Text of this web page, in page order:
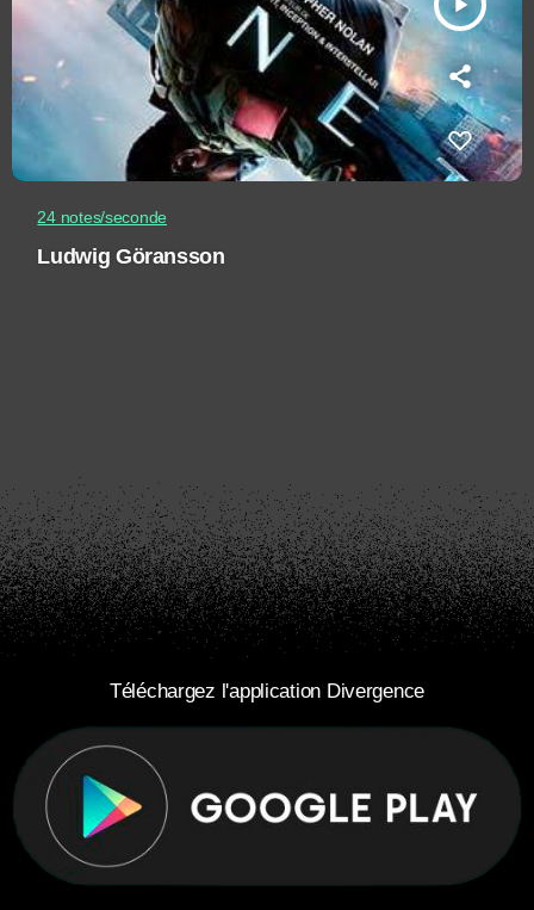
24 notes/seconde
Ludwig Göransson
Téléchargez l'application Divergence